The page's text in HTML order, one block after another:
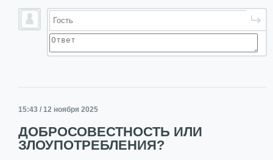
15:43 / 12 ноября 2025
ДОБРОСОВЕСТНОСТЬ ИЛИ
ЗЛОУПОТРЕБЛЕНИЯ?